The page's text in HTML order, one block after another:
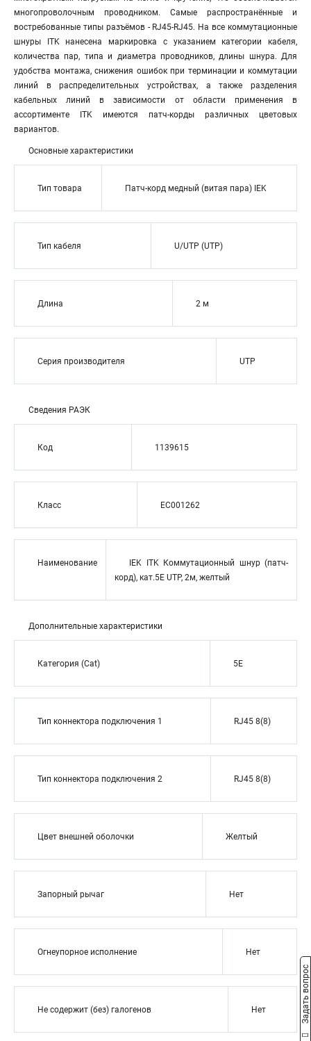
многопроволочным проводником. Самые распространённые и
востребованные типы разъёмов - RJ45-RJ45. На все коммутационные
шнуры ITK нанесена маркировка с указанием категории кабеля,
количества пар, типа и диаметра проводников, длины шнура. Для
удобства монтажа, снижения ошибок при терминации и коммутации
линий в распределительных устройствах, а также разделения
кабельных линий в зависимости от области применения в
ассортименте ITK имеются патч-корды различных цветовых
вариантов.
Основные характеристики
Тип товара Патч-корд медный (витая пара) IEK
Тип кабеля U/UTP (UTP)
Длина 2 м
Серия производителя UTP
Сведения РАЭК
Код 1139615
Класс EC001262
Наименование
IEK ITK Коммутационный шнур (патч-
корд), кат.5Е UTP, 2м, желтый
Дополнительные характеристики
Категория (Cat) 5E
Тип коннектора подключения 1 RJ45 8(8)
Тип коннектора подключения 2 RJ45 8(8)
Цвет внешней оболочки Желтый
Запорный рычаг Нет
Огнеупорное исполнение Нет
Не содержит (без) галогенов Нет Задать вопрос